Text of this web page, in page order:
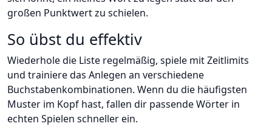
großen Punktwert zu schielen.
So übst du effektiv
Wiederhole die Liste regelmäßig, spiele mit Zeitlimits
und trainiere das Anlegen an verschiedene
Buchstabenkombinationen. Wenn du die häufigsten
Muster im Kopf hast, fallen dir passende Wörter in
echten Spielen schneller ein.